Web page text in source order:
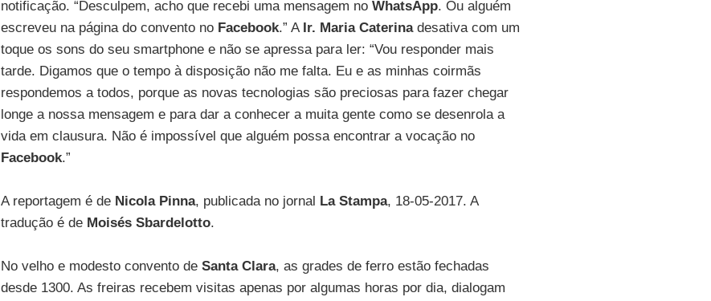
notificação. “Desculpem, acho que recebi uma mensagem no WhatsApp. Ou alguém
escreveu na página do convento no Facebook.” A Ir. Maria Caterinadesativa com um
toque os sons do seu smartphone e não se apressa para ler: “Vou responder mais
tarde. Digamos que o tempo à disposição não me falta. Eu e as minhas coirmãs
respondemos a todos, porque as novas tecnologias são preciosas para fazer chegar
longe a nossa mensagem e para dar a conhecer a muita gente como se desenrola a
vida em clausura. Não é impossível que alguém possa encontrar a vocação no
Facebook.”
A reportagem é de Nicola Pinna, publicada no jornal La Stampa, 18-05-2017. A
tradução é deMoisés Sbardelotto.
No velho e modesto convento de Santa Clara, as grades de ferro estão fechadas
desde 1300. As freiras recebem visitas apenas por algumas horas por dia, dialogam